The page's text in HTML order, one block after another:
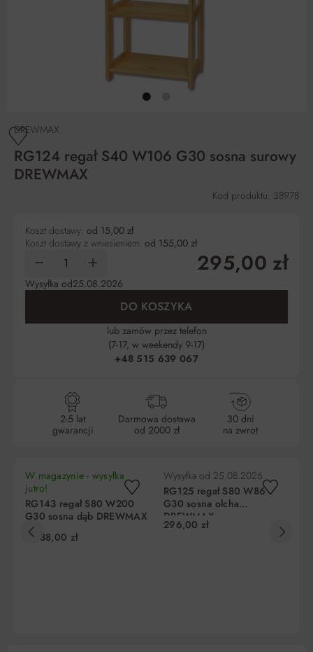
DREWMAX
RG124 regał S40 W106 G30 sosna surowy
DREWMAX
Kod produktu: 38978
Koszt dostawy: od 15,00 zł
Koszt dostawy z wniesieniem: od 155,00 zł
295,00 zł
Wysyłka od25.08.2026
DO KOSZYKA
lub zamów przez telefon
(7-17, w weekendy 9-17)
+48 515 639 067
2-5 lat
gwarancji
Darmowa dostawa
od 2000 zł
30 dni
na zwrot
W magazynie - wysyłka
jutro!
RG143 regał S80 W200
G30 sosna dąb DREWMAX
1 038,00 zł
Wysyłka od 25.08.2026
RG125 regał S80 W86
G30 sosna olcha
DREWMAX
296,00 zł